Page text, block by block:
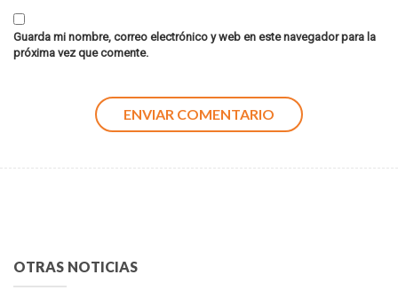
Guarda mi nombre, correo electrónico y web en este navegador para la
próxima vez que comente.
OTRAS NOTICIAS